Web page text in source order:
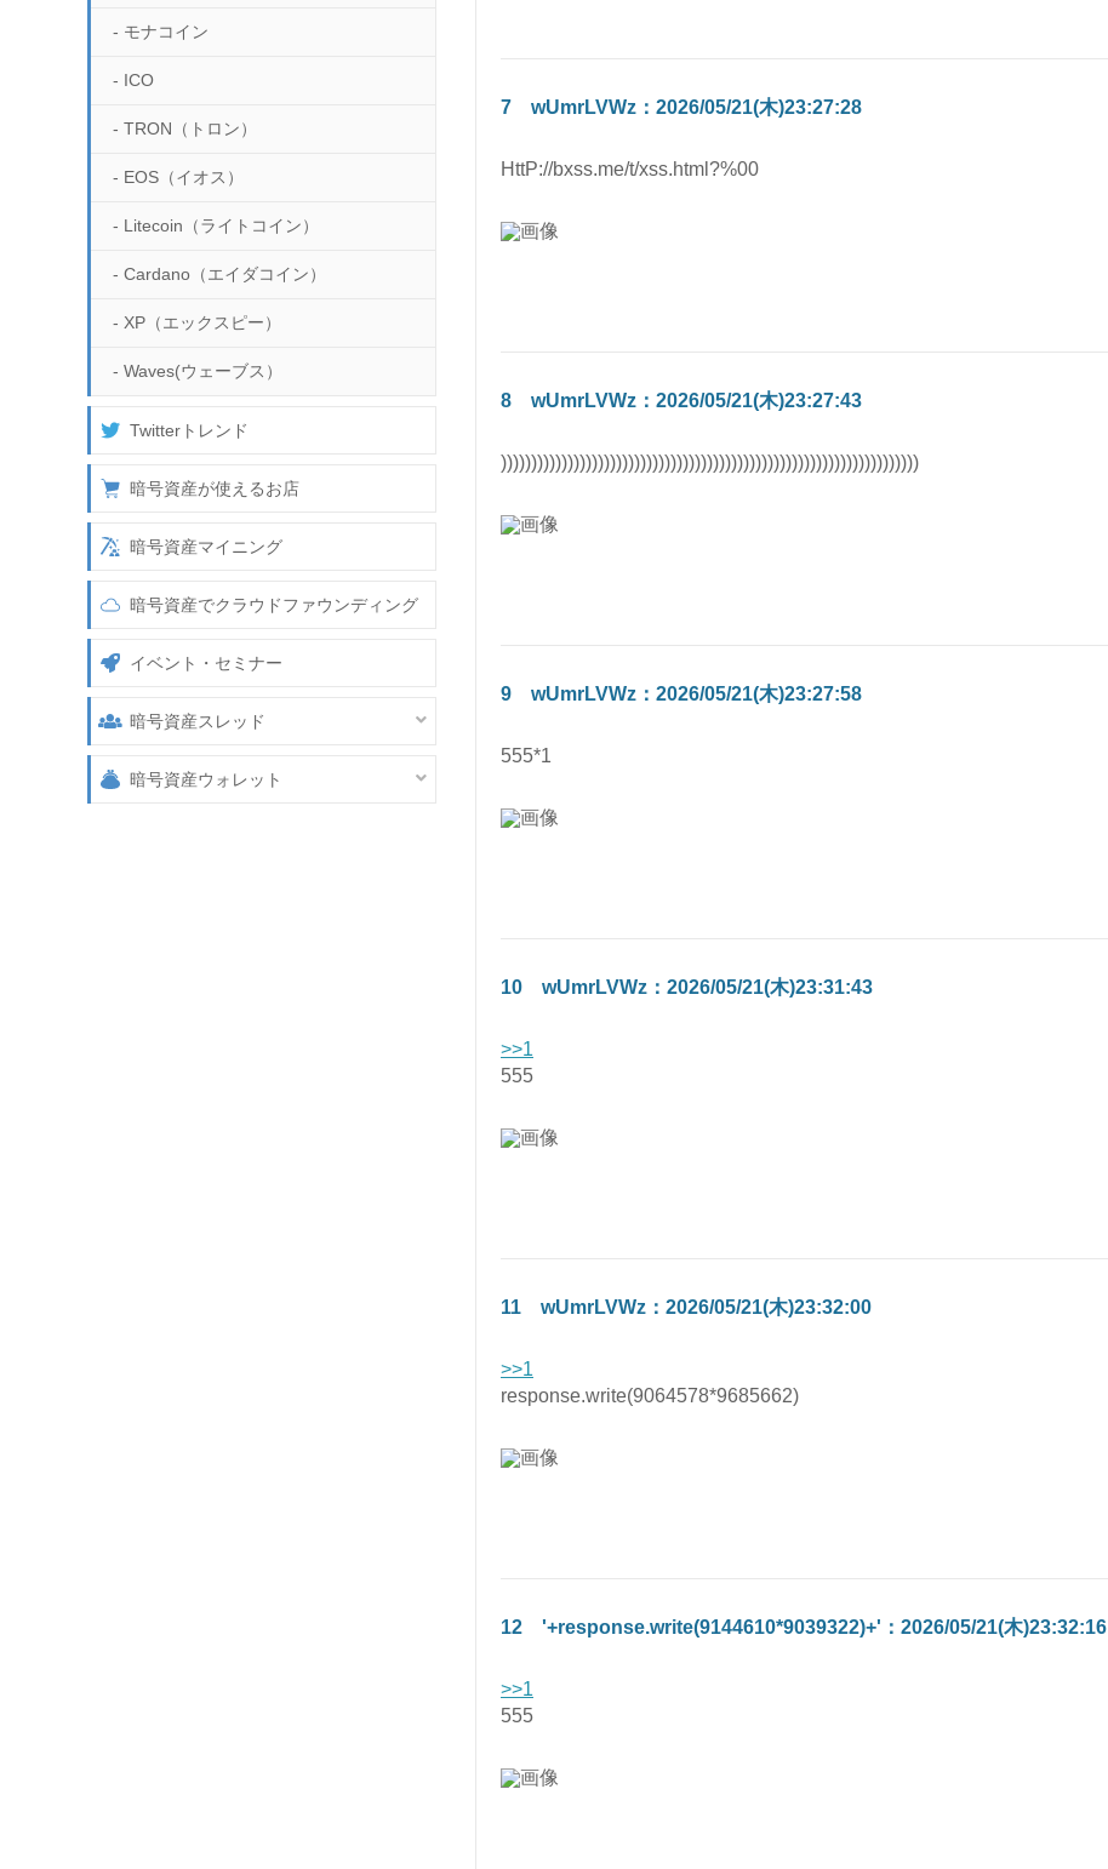
7 wUmrLVWz：2026/05/21(木)23:27:28
HttP://bxss.me/t/xss.html?%00
8 wUmrLVWz：2026/05/21(木)23:27:43
)))))))))))))))))))))))))))))))))))))))))))))))))))))))))))))))))))))
9 wUmrLVWz：2026/05/21(木)23:27:58
555*1
10 wUmrLVWz：2026/05/21(木)23:31:43
>>1
555
11 wUmrLVWz：2026/05/21(木)23:32:00
>>1
response.write(9064578*9685662)
12 '+response.write(9144610*9039322)+'：2026/05/21(木)23:32:16
>>1
555
新規口座開設方法
暗号通貨の購入方法
GMOコイン
公式サイトへ
詳細ページへ
新規口座開設方法
入金方法
暗号通貨の購入方法
Bybit
公式サイトへ
新規口座開設方法
入金方法
暗号通貨の購入方法
GMOコイン
詳細ページへ
新規口座開設方法
入金方法
暗号通貨の購入方法
GMOコイン
入金方法
暗号通貨の購入方法
公式サイトへ
詳細ページへ
新規口座開設方法
入金方法
暗号通貨の購入方法
DMMBitcoin
詳細ページへ
新規口座開設方法
入金方法
暗号通貨の購入方法
- モナコイン
- ICO
- TRON（トロン）
- EOS（イオス）
- Litecoin（ライトコイン）
- Cardano（エイダコイン）
- XP（エックスピー）
- Waves(ウェーブス）
Twitterトレンド
暗号資産が使えるお店
暗号資産マイニング
暗号資産でクラウドファウンディング
イベント・セミナー
暗号資産スレッド
- 暗号資産（仮想通貨）
暗号資産ウォレット